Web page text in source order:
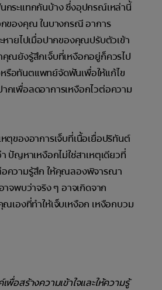
ระแทกกันบ้าง ซึ่งอุปกรณ์เหล่านี้
ของคุณ ในบางกรณี อาการ
หายไปเมื่อปากของคุณปรับตัวเข้า
ณยังรู้สึกเจ็บที่เหงือกอยู่ก็ควรไป
รือทันตแพทย์จัดฟันเพื่อให้แก้ไข
เพื่อลดอาการเหงือกไวต่อความ
ตุของอาการเจ็บที่เนื้อเยื่อปริทันต์
ปัญหาเหงือกไม่ใช่สาเหตุเดียวที่
อความรู้สึก ให้คุณลองพิจารณา
จพบว่าจริง ๆ อาจเกิดจาก
เองที่ทำให้เจ็บเหงือก เหงือกบวม
อสร้างความเข้าใจและให้ความรู้